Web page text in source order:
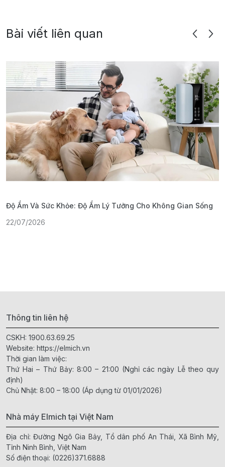
Bài viết liên quan
Độ Ẩm Và Sức Khỏe: Độ Ẩm Lý Tưởng Cho Không Gian Sống
22/07/2026
Thông tin liên hệ
CSKH: 1900.63.69.25
Website: https://elmich.vn
Thời gian làm việc:
Thứ Hai – Thứ Bảy: 8:00 – 21:00 (Nghỉ các ngày Lễ theo quy
định)
Chủ Nhật: 8:00 – 18:00 (Áp dụng từ 01/01/2026)
Nhà máy Elmich tại Việt Nam
Địa chỉ: Đường Ngô Gia Bảy, Tổ dân phố An Thái, Xã Bình Mỹ,
Tỉnh Ninh Bình, Việt Nam
Số điện thoại: (0226)371.6888